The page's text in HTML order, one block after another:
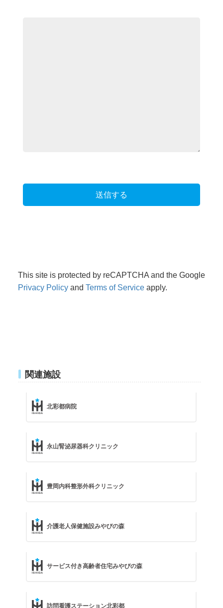
This site is protected by reCAPTCHA and the Google
Privacy Policyand Terms of Serviceapply.
関連施設
北彩都病院
永山腎泌尿器科クリニック
豊岡内科整形外科クリニック
介護老人保健施設みやびの森
サービス付き高齢者住宅みやびの森
訪問看護ステーション北彩都